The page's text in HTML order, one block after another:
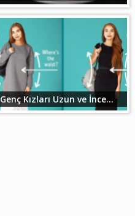
Genç Kızları Uzun ve İnce...